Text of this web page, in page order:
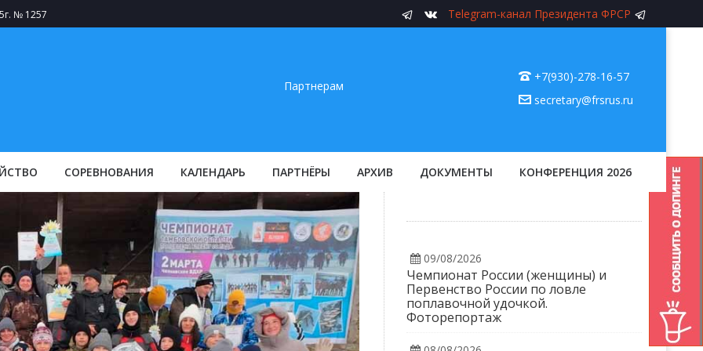
№ 1257 Telegram-канал Президента ФРСР
Партнерам
+7(930)-278-16-57
secretary@frsrus.ru
СОРЕВНОВАНИЯ КАЛЕНДАРЬ ПАРТНЁРЫ АРХИВ ДОКУМЕНТЫ КОНФЕРЕНЦИЯ 2026
09/08/2026
Чемпионат России (женщины) и
Первенство России по ловле
поплавочной удочкой.
Фоторепортаж